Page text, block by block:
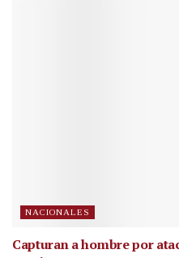
NACIONALES
Capturan a hombre por